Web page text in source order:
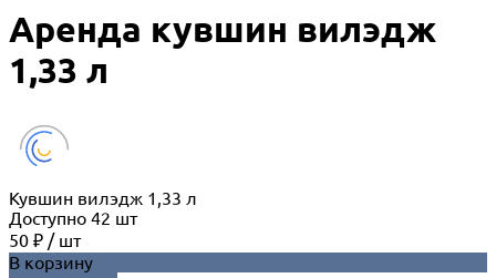
Аренда кувшин вилэдж
1,33 л
Кувшин вилэдж 1,33 л
Доступно 42 шт
50 ₽ / шт
В корзину